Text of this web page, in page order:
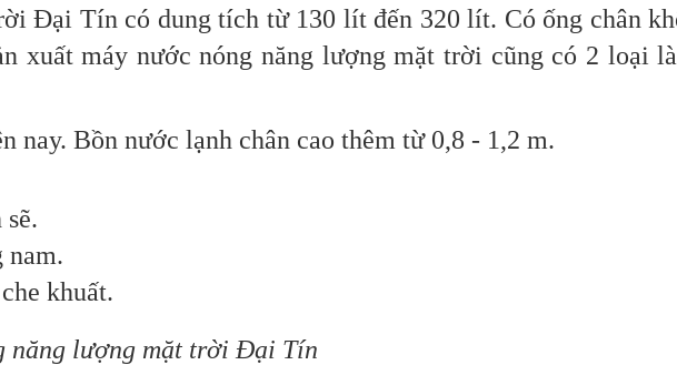
Đại Tín có dung tích từ 130 lít đến 320 lít. Có ống chân
xuất máy nước nóng năng lượng mặt trời cũng có 2 loại
nay. Bồn nước lạnh chân cao thêm từ 0,8 - 1,2 m.
nam.
khuất.
năng lượng mặt trời Đại Tín